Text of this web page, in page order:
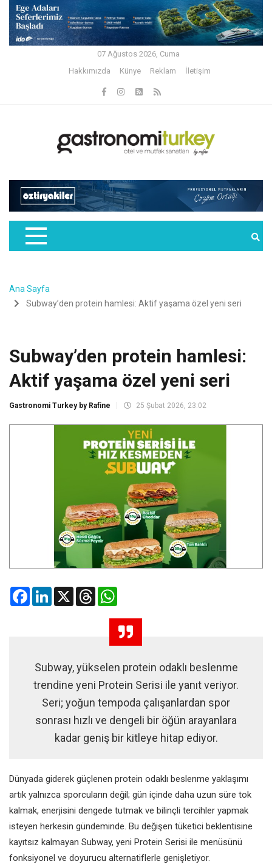
07 Ağustos 2026, Cuma
Hakkımızda
Künye Reklam İletişim
Ana Sayfa
Subway’den protein hamlesi: Aktif yaşama özel yeni seri
Subway’den protein hamlesi:
Aktif yaşama özel yeni seri
Gastronomi Turkey by Rafine 25 Şubat 2026, 23:02
FacebookLinkedIn
X Threads
Subway, yükselen protein odaklı beslenme
trendine yeni Protein Serisi ile yanıt veriyor.
Seri; yoğun tempoda çalışanlardan spor
sonrası hızlı ve dengeli bir öğün arayanlara
kadar geniş bir kitleye hitap ediyor.
Dünyada giderek güçlenen protein odaklı beslenme yaklaşımı
artık yalnızca sporcuların değil; gün içinde daha uzun süre tok
kalmak, enerjisini dengede tutmak ve bilinçli tercihler yapmak
isteyen herkesin gündeminde. Bu değişen tüketici beklentisine
kayıtsız kalmayan Subway, yeni Protein Serisi ile menüsünü
fonksiyonel ve doyurucu alternatiflerle genişletiyor.